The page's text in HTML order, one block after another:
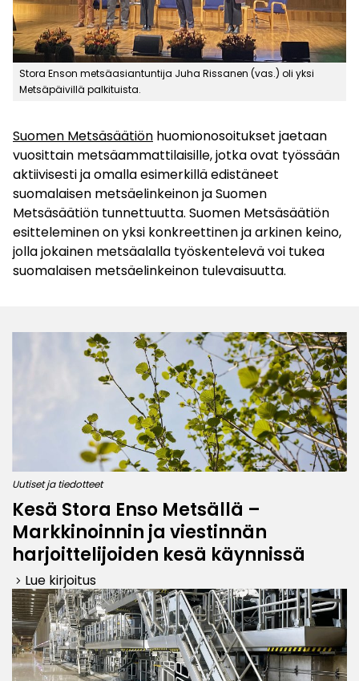
Stora Enson metsäasiantuntija Juha Rissanen (vas.) oli yksi
Metsäpäivillä palkituista.
Suomen Metsäsäätiön huomionosoitukset jaetaan
vuosittain metsäammattilaisille, jotka ovat työssään
aktiivisesti ja omalla esimerkillä edistäneet
suomalaisen metsäelinkeinon ja Suomen
Metsäsäätiön tunnettuutta. Suomen Metsäsäätiön
esitteleminen on yksi konkreettinen ja arkinen keino,
jolla jokainen metsäalalla työskentelevä voi tukea
suomalaisen metsäelinkeinon tulevaisuutta.
Uutiset ja tiedotteet
Kesä Stora Enso Metsällä –
Markkinoinnin ja viestinnän
harjoittelijoiden kesä käynnissä
keyboard_arrow_right Lue kirjoitus